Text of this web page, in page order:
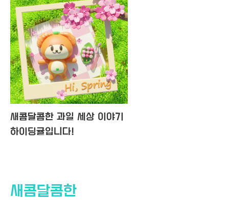
새콤달콤한 과일 세상 이야기
하이딩귤입니다!
새콤달콤한